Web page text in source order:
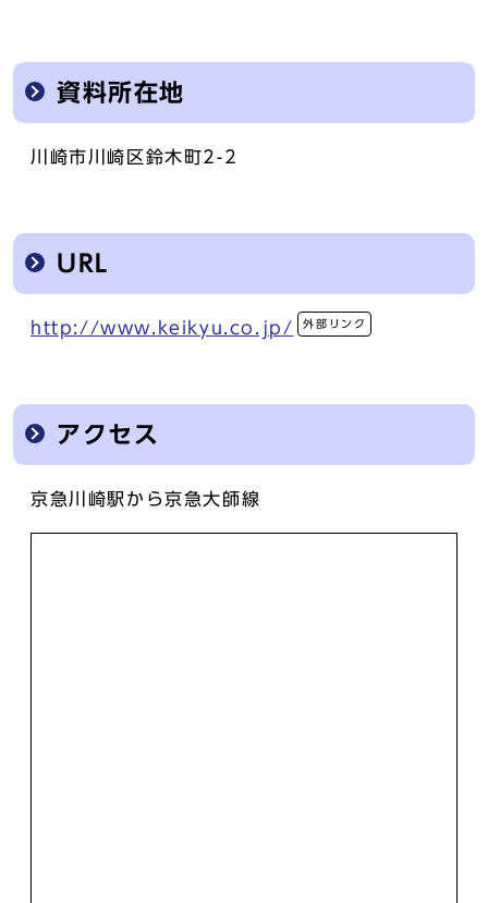
資料所在地
川崎市川崎区鈴木町2-2
URL
http://www.keikyu.co.jp/ 外部リンク
アクセス
京急川崎駅から京急大師線